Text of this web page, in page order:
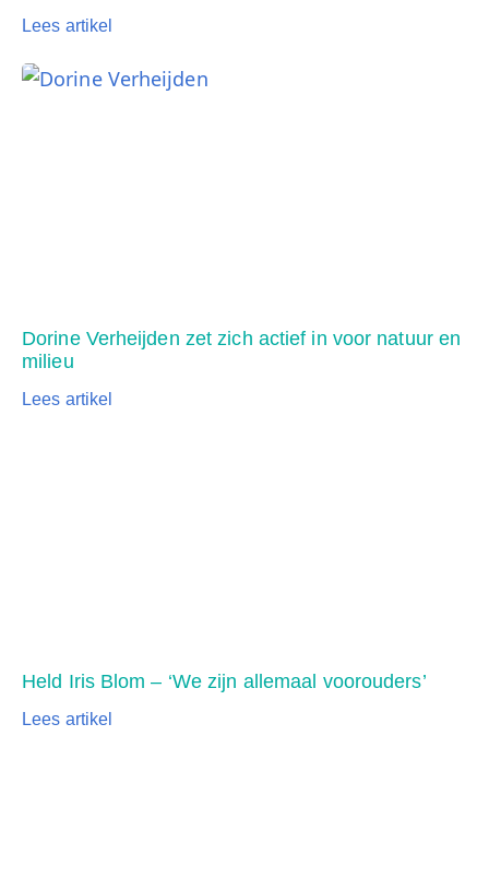
Lees artikel
Dorine Verheijden zet zich actief in voor natuur en
milieu
Lees artikel
Held Iris Blom – ‘We zijn allemaal voorouders’
Lees artikel